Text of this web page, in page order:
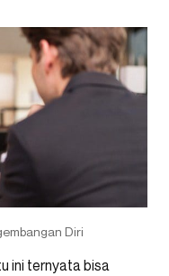
Diri
ini ternyata bisa